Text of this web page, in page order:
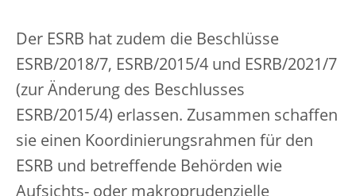
Der ESRB hat zudem die Beschlüsse
ESRB/2018/7, ESRB/2015/4 und ESRB/2021/7
(zur Änderung des Beschlusses
ESRB/2015/4) erlassen. Zusammen schaffen
sie einen Koordinierungsrahmen für den
ESRB und betreffende Behörden wie
Aufsichts- oder makroprudenzielle